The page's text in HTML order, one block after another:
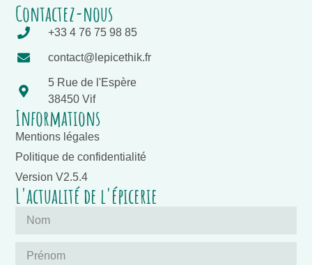
Contactez-nous
+33 4 76 75 98 85
contact@lepicethik.fr
5 Rue de l'Espère
38450 Vif
Informations
Mentions légales
Politique de confidentialité
Version V2.5.4
L'actualité de l'épicerie